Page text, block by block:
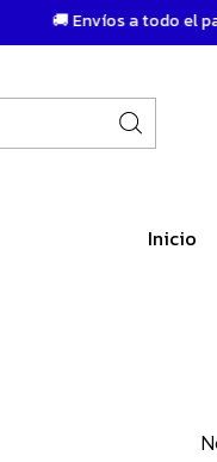
🚚 Envíos a todo el
Inicio